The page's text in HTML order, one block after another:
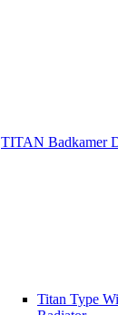
TITAN Badkamer
Titan Type